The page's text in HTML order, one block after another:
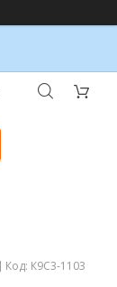
Код: К9С3-1103